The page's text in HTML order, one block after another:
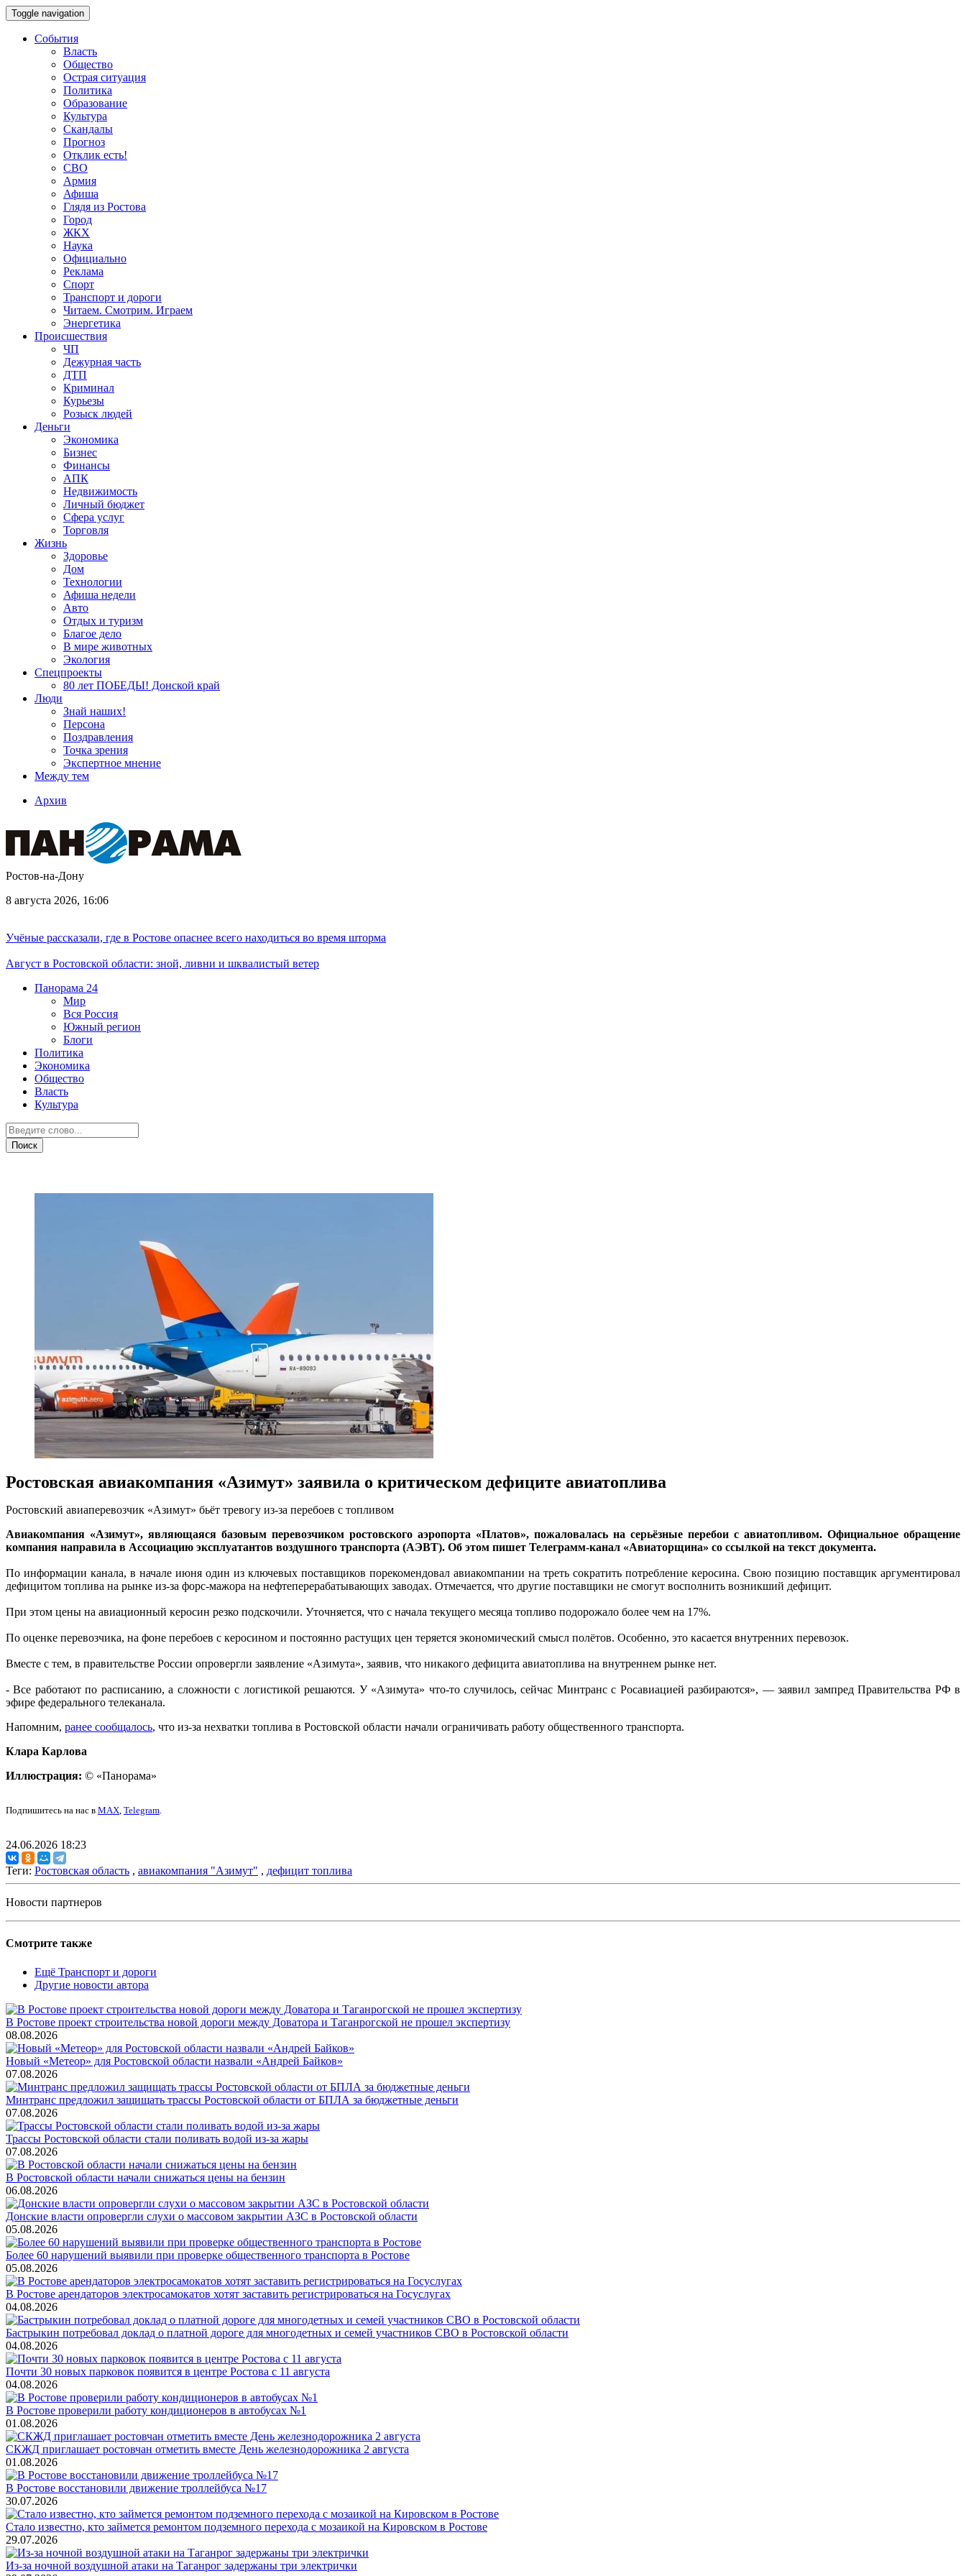
Toggle navigation
События
Власть
Общество
Острая ситуация
Политика
Образование
Культура
Скандалы
Прогноз
Отклик есть!
СВО
Армия
Афиша
Глядя из Ростова
Город
ЖКХ
Наука
Официально
Реклама
Спорт
Транспорт и дороги
Читаем. Смотрим. Играем
Энергетика
Происшествия
ЧП
Дежурная часть
ДТП
Криминал
Курьезы
Розыск людей
Деньги
Экономика
Бизнес
Финансы
АПК
Недвижимость
Личный бюджет
Сфера услуг
Торговля
Жизнь
Здоровье
Дом
Технологии
Афиша недели
Авто
Отдых и туризм
Благое дело
В мире животных
Экология
Спецпроекты
80 лет ПОБЕДЫ! Донской край
Люди
Знай наших!
Персона
Поздравления
Точка зрения
Экспертное мнение
Между тем
Архив
Ростов-на-Дону
8 августа 2026, 16:06
Учёные рассказали, где в Ростове опаснее всего находиться во время шторма
Август в Ростовской области: зной, ливни и шквалистый ветер
Панорама 24
Мир
Вся Россия
Южный регион
Блоги
Политика
Экономика
Общество
Власть
Культура
Ростовская авиакомпания «Азимут» заявила о критическом дефиците авиатоплива
Ростовский авиаперевозчик «Азимут» бьёт тревогу из-за перебоев с топливом
Авиакомпания «Азимут», являющаяся базовым перевозчиком ростовского аэропорта «Платов», пожаловалась на серьёзные перебои с авиатопливом. Официальное обращение
компания направила в Ассоциацию эксплуатантов воздушного транспорта (АЭВТ). Об этом пишет Телеграмм-канал «Авиаторщина» со ссылкой на текст документа.
По информации канала, в начале июня один из ключевых поставщиков порекомендовал авиакомпании на треть сократить потребление керосина. Свою позицию поставщик аргументировал
дефицитом топлива на рынке из-за форс-мажора на нефтеперерабатывающих заводах. Отмечается, что другие поставщики не смогут восполнить возникший дефицит.
При этом цены на авиационный керосин резко подскочили. Уточняется, что с начала текущего месяца топливо подорожало более чем на 17%.
По оценке перевозчика, на фоне перебоев с керосином и постоянно растущих цен теряется экономический смысл полётов. Особенно, это касается внутренних перевозок.
Вместе с тем, в правительстве России опровергли заявление «Азимута», заявив, что никакого дефицита авиатоплива на внутреннем рынке нет.
- Все работают по расписанию, а сложности с логистикой решаются. У «Азимута» что-то случилось, сейчас Минтранс с Росавиацией разбираются», — заявил зампред Правительства РФ в
эфире федерального телеканала.
Напомним, ранее сообщалось, что из-за нехватки топлива в Ростовской области начали ограничивать работу общественного транспорта.
Клара Карлова
Иллюстрация: © «Панорама»
Подпишитесь на нас в MAX, Telegram.
24.06.2026 18:23
Теги: Ростовская область , авиакомпания "Азимут" , дефицит топлива
Новости партнеров
Смотрите также
Ещё Транспорт и дороги
Другие новости автора
В Ростове проект строительства новой дороги между Доватора и Таганрогской не прошел экспертизу
08.08.2026
Новый «Метеор» для Ростовской области назвали «Андрей Байков»
07.08.2026
Минтранс предложил защищать трассы Ростовской области от БПЛА за бюджетные деньги
07.08.2026
Трассы Ростовской области стали поливать водой из-за жары
07.08.2026
В Ростовской области начали снижаться цены на бензин
06.08.2026
Донские власти опровергли слухи о массовом закрытии АЗС в Ростовской области
05.08.2026
Более 60 нарушений выявили при проверке общественного транспорта в Ростове
05.08.2026
В Ростове арендаторов электросамокатов хотят заставить регистрироваться на Госуслугах
04.08.2026
Бастрыкин потребовал доклад о платной дороге для многодетных и семей участников СВО в Ростовской области
04.08.2026
Почти 30 новых парковок появится в центре Ростова с 11 августа
04.08.2026
В Ростове проверили работу кондиционеров в автобусах №1
01.08.2026
СКЖД приглашает ростовчан отметить вместе День железнодорожника 2 августа
01.08.2026
В Ростове восстановили движение троллейбуса №17
30.07.2026
Стало известно, кто займется ремонтом подземного перехода с мозаикой на Кировском в Ростове
29.07.2026
Из-за ночной воздушной атаки на Таганрог задержаны три электрички